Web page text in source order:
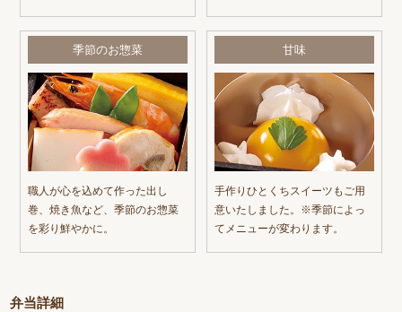
季節のお惣菜
職人が心を込めて作った出し
巻、焼き魚など、季節のお惣菜
を彩り鮮やかに。
甘味
手作りひとくちスイーツもご用
意いたしました。※季節によっ
てメニューが変わります。
弁当詳細